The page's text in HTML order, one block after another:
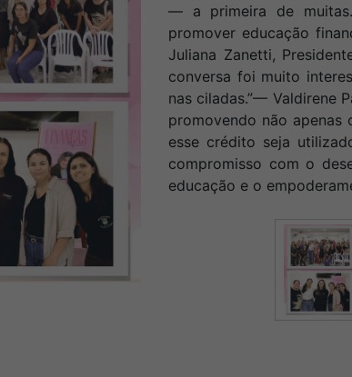
— a primeira de muitas.
promover educação
Juliana Zanetti,
conversa foi muito
nas ciladas.”— Valdirene
promovendo não apenas
esse crédito seja
compromisso com o
educação e o